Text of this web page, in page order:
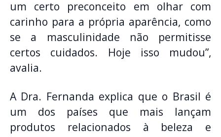
um certo preconceito em olhar com
carinho para a própria aparência, como
se a masculinidade não permitisse
certos cuidados. Hoje isso mudou”,
avalia.
A Dra. Fernanda explica que o Brasil é
um dos países que mais lançam
produtos relacionados à beleza e